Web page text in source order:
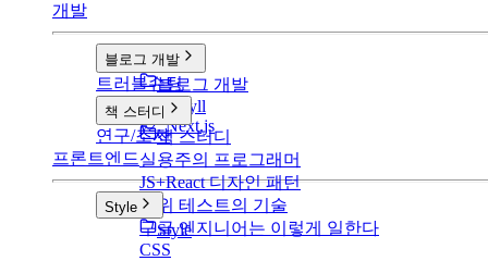
개발
블로그 개발
블로그 개발
v1: Jekyll
v2: Next.js
트러블슈팅
책 스터디
책 스터디
실용주의 프로그래머
JS+React 디자인 패턴
단위 테스트의 기술
구글 엔지니어는 이렇게 일한다
연구/조사
프론트엔드
Style
Style
CSS